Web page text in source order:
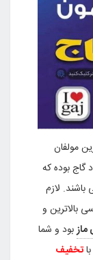
مولفان
بوده که
لازم
بالاترین و
بود و شما
تخفیف